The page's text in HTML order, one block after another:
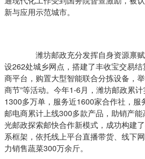
新与应用示范城市。
潍坊邮政充分发挥自身资源禀赋
设262处城乡网点，搭建了丰收宝交易结
商平台，购置大型智能联合分拣设备，举
商节”等活动。今年1-6月，潍坊邮政累
1300多万单，服务近1600家合作社，服
邮电商累计上线300多款产品，助销产
光邮政探索邮快合作新模式，成功构建
系框架，依托线上平台直播带货、线下
力销售蔬菜300万余斤。